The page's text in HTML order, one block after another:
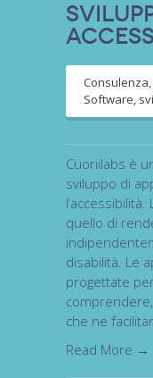
Consulenza,
Software,
Cuoriilabs è
sviluppo di
quello di
disabilità. Le
progettate
che ne
Read More →